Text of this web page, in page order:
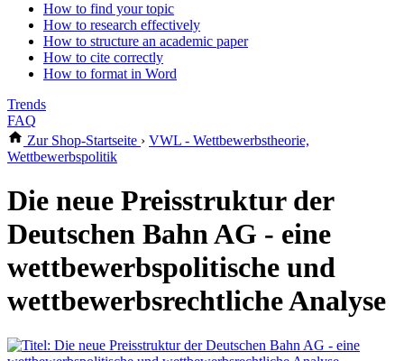
How to find your topic
How to research effectively
How to structure an academic paper
How to cite correctly
How to format in Word
Trends
FAQ
Zur Shop-Startseite › VWL - Wettbewerbstheorie,
Wettbewerbspolitik
Die neue Preisstruktur der
Deutschen Bahn AG - eine
wettbewerbspolitische und
wettbewerbsrechtliche Analyse